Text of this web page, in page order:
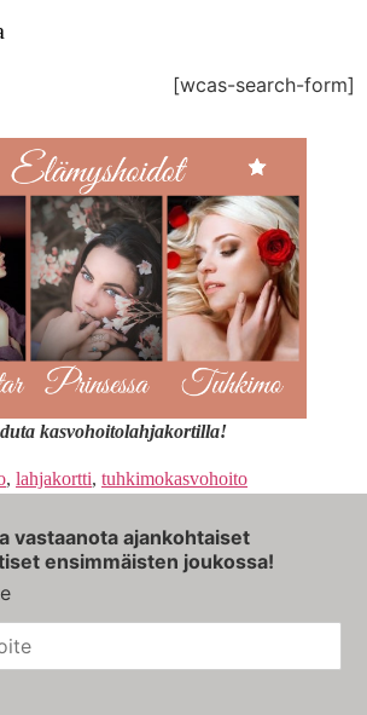
[wcas-search-form]
kasvohoitolahjakortilla!
, lahjakortti, tuhkimokasvohoito
vastaanota ajankohtaiset
ensimmäisten joukossa!